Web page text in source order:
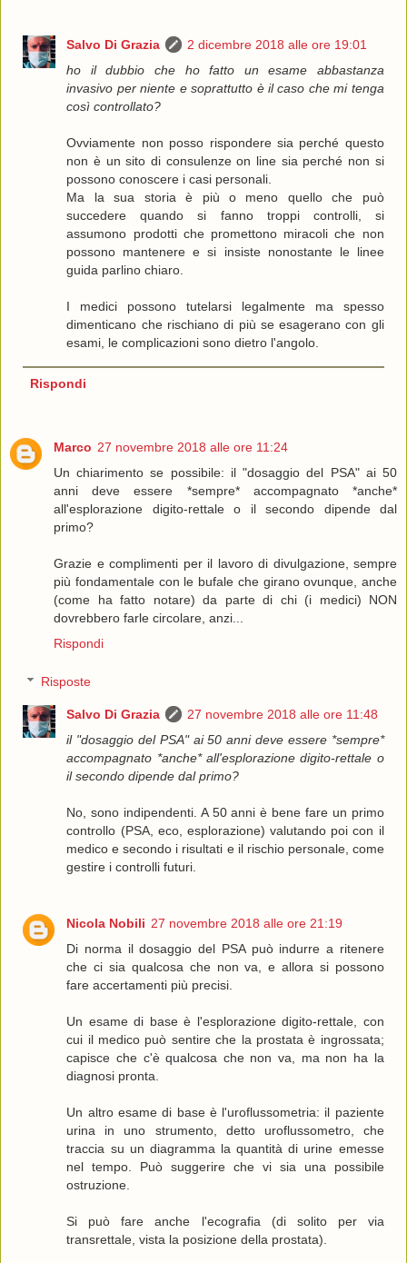
Salvo Di Grazia
2 dicembre 2018 alle ore 19:01
ho il dubbio che ho fatto un esame abbastanza
invasivo per niente e soprattutto è il caso che mi tenga
così controllato?
Ovviamente non posso rispondere sia perché questo
non è un sito di consulenze on line sia perché non si
possono conoscere i casi personali.
Ma la sua storia è più o meno quello che può
succedere quando si fanno troppi controlli, si
assumono prodotti che promettono miracoli che non
possono mantenere e si insiste nonostante le linee
guida parlino chiaro.
I medici possono tutelarsi legalmente ma spesso
dimenticano che rischiano di più se esagerano con gli
esami, le complicazioni sono dietro l'angolo.
Rispondi
Marco 27 novembre 2018 alle ore 11:24
Un chiarimento se possibile: il "dosaggio del PSA" ai 50
anni deve essere *sempre* accompagnato *anche*
all'esplorazione digito-rettale o il secondo dipende dal
primo?
Grazie e complimenti per il lavoro di divulgazione, sempre
più fondamentale con le bufale che girano ovunque, anche
(come ha fatto notare) da parte di chi (i medici) NON
dovrebbero farle circolare, anzi...
Rispondi
Risposte
Salvo Di Grazia
27 novembre 2018 alle ore 11:48
il "dosaggio del PSA" ai 50 anni deve essere *sempre*
accompagnato *anche* all'esplorazione digito-rettale o
il secondo dipende dal primo?
No, sono indipendenti. A 50 anni è bene fare un primo
controllo (PSA, eco, esplorazione) valutando poi con il
medico e secondo i risultati e il rischio personale, come
gestire i controlli futuri.
Nicola Nobili 27 novembre 2018 alle ore 21:19
Di norma il dosaggio del PSA può indurre a ritenere
che ci sia qualcosa che non va, e allora si possono
fare accertamenti più precisi.
Un esame di base è l'esplorazione digito-rettale, con
cui il medico può sentire che la prostata è ingrossata;
capisce che c'è qualcosa che non va, ma non ha la
diagnosi pronta.
Un altro esame di base è l'uroflussometria: il paziente
urina in uno strumento, detto uroflussometro, che
traccia su un diagramma la quantità di urine emesse
nel tempo. Può suggerire che vi sia una possibile
ostruzione.
Si può fare anche l'ecografia (di solito per via
transrettale, vista la posizione della prostata).